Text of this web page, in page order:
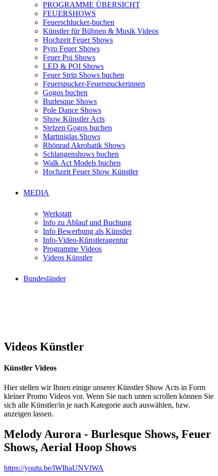
PROGRAMME ÜBERSICHT
FEUERSHOWS
Feuerschlucker-buchen
Künstler für Bühnen & Musik Videos
Hochzeit Feuer Shows
Pyro Feuer Shows
Feuer Poi Shows
LED & POI Shows
Feuer Strip Shows buchen
Feuerspucker-Feuerspuckerinnen
Gogos buchen
Burlesque Shows
Pole Dance Shows
Show Künstler Acts
Stelzen Gogos buchen
Martiniglas Shows
Rhönrad Akrobatik Shows
Schlangenshows buchen
Walk Act Models buchen
Hochzeit Feuer Show Künstler
MEDIA
Werkstatt
Info zu Ablauf und Buchung
Info Bewerbung als Künstler
Info-Video-Künstleragentur
Programme Videos
Videos Künstler
Bundesländer
Videos Künstler
Künstler Videos
Hier stellen wir Ihnen einige unserer Künstler Show Acts in Form
kleiner Promo Videos vor. Wenn Sie nach unten scrollen können Sie
sich alle Künstler/in je nach Kategorie auch auswählen, bzw.
anzeigen lassen.
Melody Aurora - Burlesque Shows, Feuer
Shows, Aerial Hoop Shows
https://youtu.be/lWIhaUNVlWA